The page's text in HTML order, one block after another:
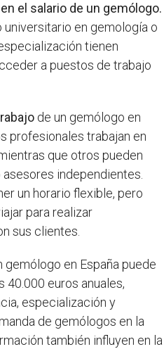
el salario de un gemólogo.
en gemología o
tienen
a puestos de trabajo
de un gemólogo en
profesionales trabajan en
que otros pueden
independientes.
un horario flexible, pero
para realizar
sus clientes.
gemólogo en España puede
40.000 euros anuales,
especialización y
de gemólogos en la
también influyen en la